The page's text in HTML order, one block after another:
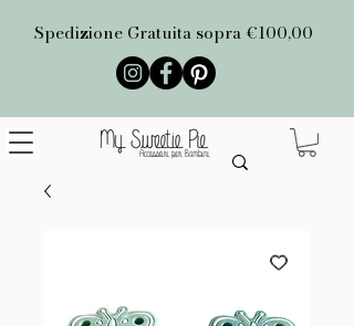
Spedizione Gratuita sopra €100,00